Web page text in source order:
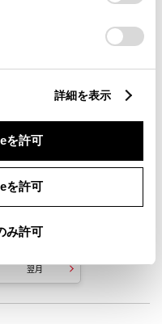
詳細を表示
を許可
を許可
み許可
翌月